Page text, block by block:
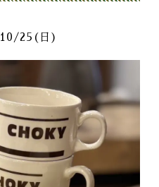
10/25(日)